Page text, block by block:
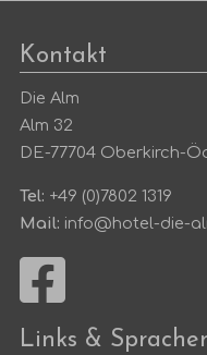
Kontakt
Die Alm
Alm 32
DE-77704 Oberkirch-
Tel: +49 (0)7802 1319
Mail: info@hotel-die-
Links &